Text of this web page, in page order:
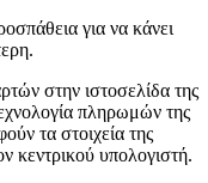
για να κάνει
στην ιστοσελίδα της
πληρωμών της
τα στοιχεία της
κεντρικού υπολογιστή.